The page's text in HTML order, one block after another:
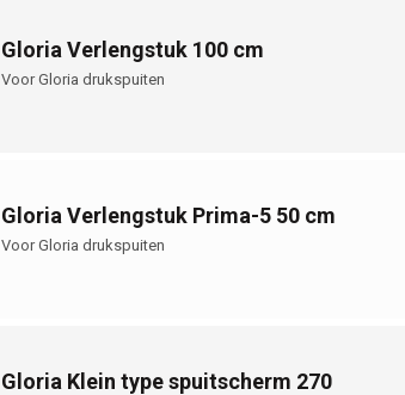
Gloria Verlengstuk 100 cm
Voor Gloria drukspuiten
Gloria Verlengstuk Prima-5 50 cm
Voor Gloria drukspuiten
Gloria Klein type spuitscherm 270